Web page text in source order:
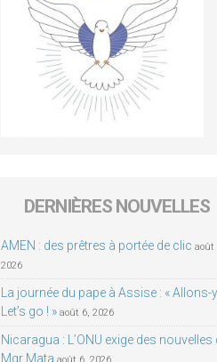
DERNIÈRES NOUVELLES
AMEN : des prêtres à portée de clic août
2026
La journée du pape à Assise : « Allons-
Let’s go ! » août 6, 2026
Nicaragua : L’ONU exige des nouvelles
Mgr Mata